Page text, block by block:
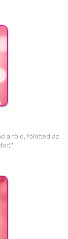
a föld, fölötted az